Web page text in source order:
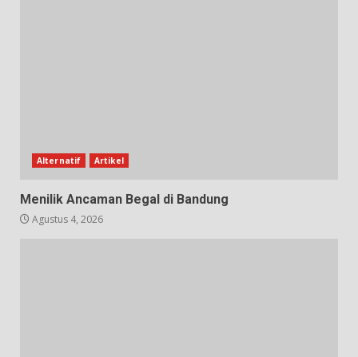
Alternatif Artikel
Menilik Ancaman Begal di Bandung
Agustus 4, 2026